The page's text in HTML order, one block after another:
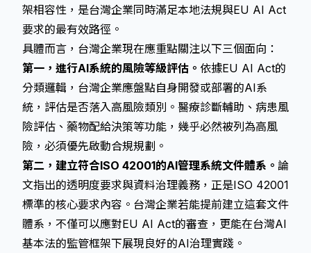
架相容性，是台灣企業同時滿足本地法規與EU AI Act
要求的最有效路徑。
具體而言，台灣企業現在應重點關注以下三個面向：
第一，進行AI系統的風險等級評估。 依據EU AI Act的
分類邏輯，台灣企業應盤點自身開發或部署的AI系
統，評估是否落入高風險類別。醫療診斷輔助、病患風
險評估、藥物配給決策等功能，幾乎必然被列為高風
險，必須優先啟動合規規劃。
第二，建立符合ISO 42001的AI管理系統文件體系。 論
文指出的透明度要求與資料治理義務，正是ISO 42001
標準的核心要求內容。台灣企業若能提前建立這套文件
體系，不僅可以應對EU AI Act的審查，更能在台灣AI
基本法的監管框架下展現良好的AI治理實踐。